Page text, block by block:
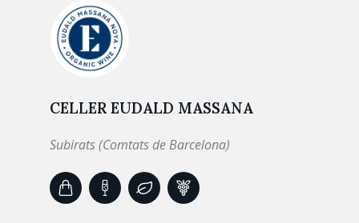
CELLER EUDALD MASSANA
Subirats (Comtats de Barcelona)